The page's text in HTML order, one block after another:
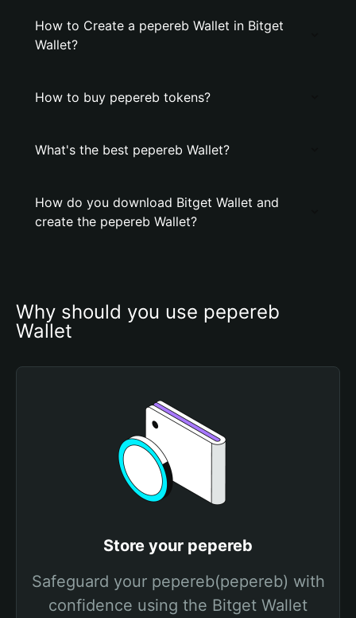
How to Create a pepereb Wallet in Bitget
Wallet?
How to buy pepereb tokens?
What's the best pepereb Wallet?
How do you download Bitget Wallet and
create the pepereb Wallet?
Why should you use pepereb
Wallet
Store your pepereb
Safeguard your pepereb(pepereb) with
confidence using the Bitget Wallet